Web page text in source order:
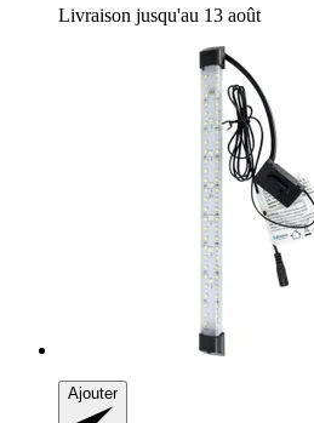
Livraison jusqu'au 13 août
Ajouter